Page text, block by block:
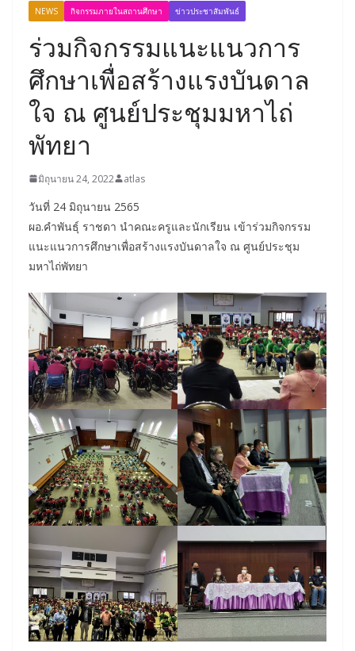
NEWS กิจกรรมภายในสถานศึกษา ข่าวประชาสัมพันธ์
ร่วมกิจกรรมแนะแนวการ
ศึกษาเพื่อสร้างแรงบันดาล
ใจ ณ ศูนย์ประชุมมหาไถ่
พัทยา
มิถุนายน 24, 2022 atlas
วันที่ 24 มิถุนายน 2565
ผอ.คำพันธุ์ ราชดา นำคณะครูและนักเรียน เข้าร่วมกิจกรรม
แนะแนวการศึกษาเพื่อสร้างแรงบันดาลใจ ณ ศูนย์ประชุม
มหาไถ่พัทยา